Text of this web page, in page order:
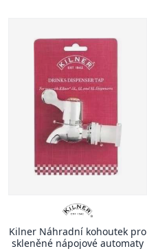
Kilner Náhradní kohoutek pro
skleněné nápojové automaty